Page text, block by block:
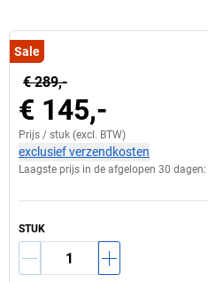
Sale
€ 289,-
€ 145,-
Prijs / stuk (excl. BTW)
exclusief verzendkosten
Laagste prijs in de afgelopen 30 dagen:
STUK